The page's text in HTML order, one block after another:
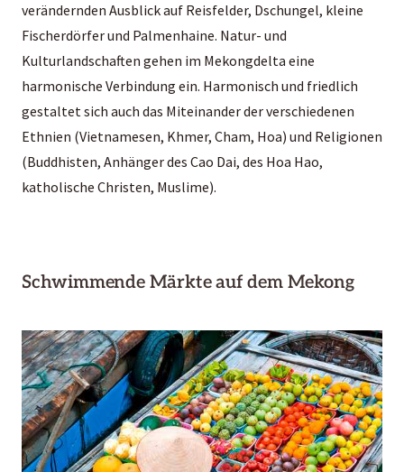
verändernden Ausblick auf Reisfelder, Dschungel, kleine
Fischerdörfer und Palmenhaine. Natur- und
Kulturlandschaften gehen im Mekongdelta eine
harmonische Verbindung ein. Harmonisch und friedlich
gestaltet sich auch das Miteinander der verschiedenen
Ethnien (Vietnamesen, Khmer, Cham, Hoa) und Religionen
(Buddhisten, Anhänger des Cao Dai, des Hoa Hao,
katholische Christen, Muslime).
Schwimmende Märkte auf dem Mekong